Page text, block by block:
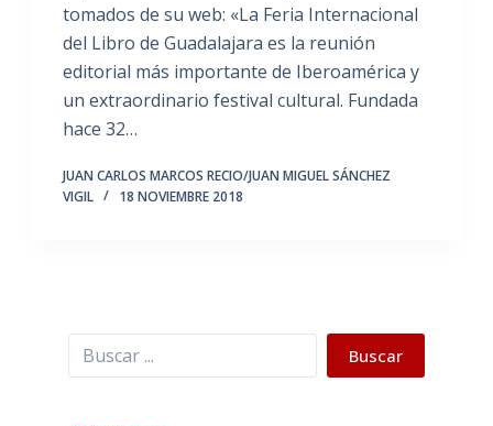
tomados de su web: «La Feria Internacional
del Libro de Guadalajara es la reunión
editorial más importante de Iberoamérica y
un extraordinario festival cultural. Fundada
hace 32…
JUAN CARLOS MARCOS RECIO/JUAN MIGUEL SÁNCHEZ
VIGIL
18 NOVIEMBRE 2018
Buscar Buscar